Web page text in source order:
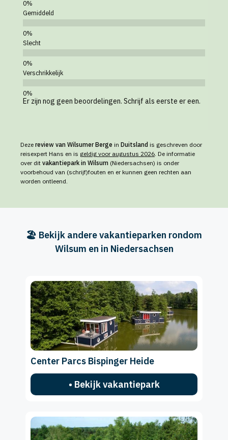
Gemiddeld
Slecht
Verschrikkelijk
Er zijn nog geen beoordelingen. Schrijf als eerste er een.
Deze review van Wilsumer Berge in Duitsland is geschreven door
reisexpert Hans en is geldig voor augustus 2026 . De informatie
over dit vakantiepark in Wilsum (Niedersachsen) is onder
voorbehoud van (schrijf)fouten en er kunnen geen rechten aan
worden ontleend.
🏖️ Bekijk andere vakantieparken rondom
Wilsum en in Niedersachsen
Center Parcs Bispinger Heide
• Bekijk vakantiepark